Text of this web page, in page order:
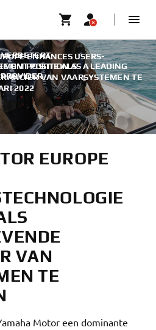
ENHANCES USERS-
POSITION AS A LEADING
OM POSITIE ALS
VAN VAARSYSTEMEN TE
2022
EUROPE
VAN
TE
Motor een dominante